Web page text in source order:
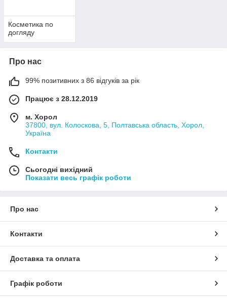
Косметика по
догляду
Про нас
99% позитивних з 86 відгуків за рік
Працює з 28.12.2019
м. Хорол
37800, вул. Колоскова, 5, Полтавська область, Хорол,
Україна
Контакти
Сьогодні вихідний
Показати весь графік роботи
Про нас
Контакти
Доставка та оплата
Графік роботи